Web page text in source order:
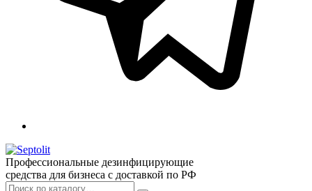
Профессиональные дезинфицирующие
средства для бизнеса с доставкой по РФ